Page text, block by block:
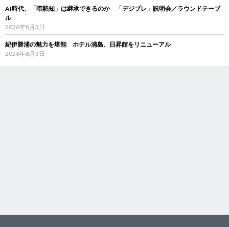
AI時代、「暗黙知」は継承できるのか 「デジブレ」説明会／ラウンドテーブ
ル
2026年8月3日
紀伊勝浦の魅力を堪能 ホテル浦島、日昇館をリニューアル
2026年8月3日